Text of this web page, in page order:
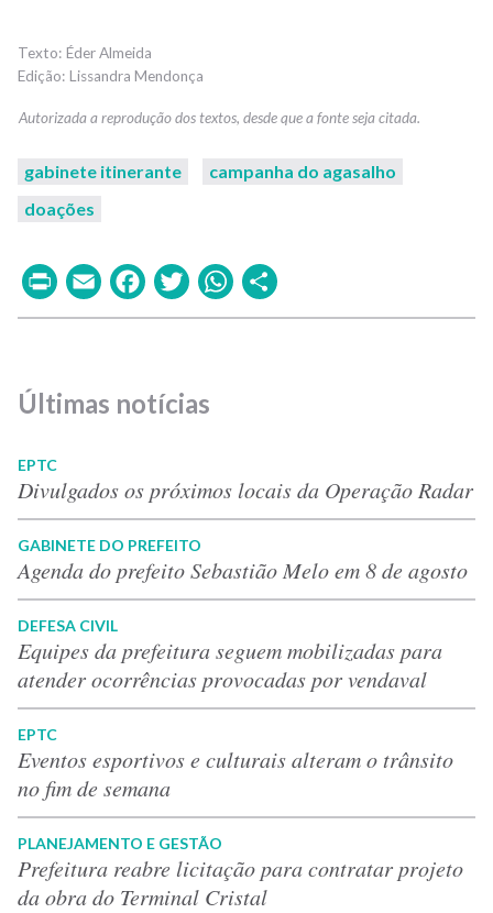
Éder Almeida
Lissandra Mendonça
gabinete itinerante
campanha do agasalho
doações
PrintEmailFacebook
TwitterWhatsApp
Últimas notícias
EPTC
Divulgados os próximos locais da Operação Radar
GABINETE DO PREFEITO
Agenda do prefeito Sebastião Melo em 8 de agosto
DEFESA CIVIL
Equipes da prefeitura seguem mobilizadas para
atender ocorrências provocadas por vendaval
EPTC
Eventos esportivos e culturais alteram o trânsito
no fim de semana
PLANEJAMENTO E GESTÃO
Prefeitura reabre licitação para contratar projeto
da obra do Terminal Cristal